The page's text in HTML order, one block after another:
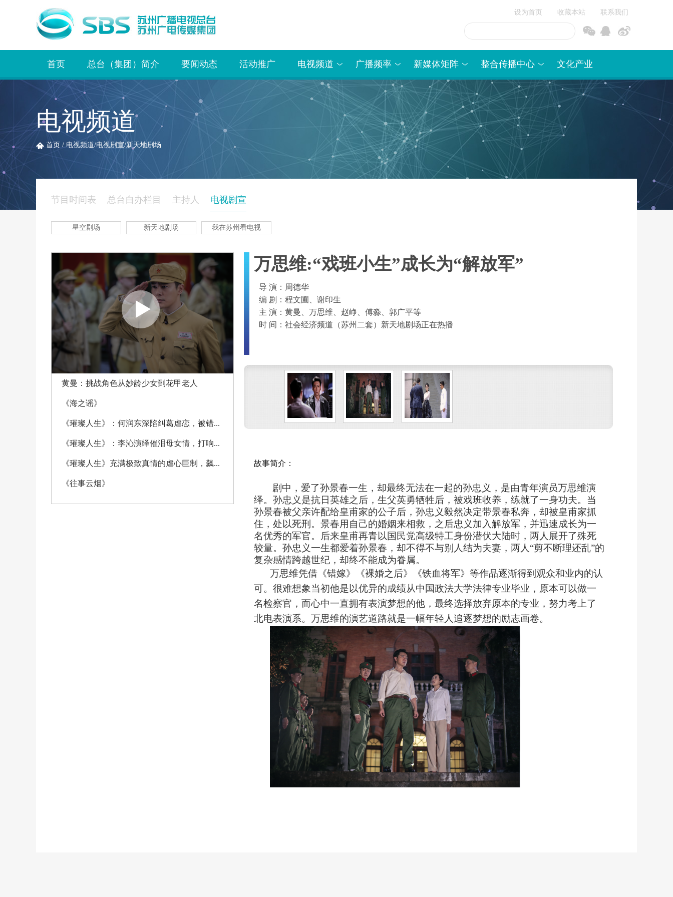
设为首页 收藏本站 联系我们
首页 总台（集团）简介 要闻动态 活动推广 电视频道 广播频率 新媒体矩阵 整合传播中心 文化产业
电视频道
首页 / 电视频道/电视剧宣/新天地剧场
节目时间表 总台自办栏目 主持人 电视剧宣
星空剧场 新天地剧场 我在苏州看电视
黄曼：挑战角色从妙龄少女到花甲老人
《海之谣》
《璀璨人生》：何润东深陷纠葛虐恋，被错...
《璀璨人生》：李沁演绎催泪母女情，打响...
《璀璨人生》充满极致真情的虐心巨制，飙...
《往事云烟》
万思维:“戏班小生”成长为“解放军”
导 演：周德华
编 剧：程文圃、谢印生
主 演：黄曼、万思维、赵峥、傅淼、郭广平等
时 间：社会经济频道（苏州二套）新天地剧场正在热播
故事简介：
剧中，爱了孙景春一生，却最终无法在一起的孙忠义，是由青年演员万思维演
绎。孙忠义是抗日英雄之后，生父英勇牺牲后，被戏班收养，练就了一身功夫。当
孙景春被父亲许配给皇甫家的公子后，孙忠义毅然决定带景春私奔，却被皇甫家抓
住，处以死刑。景春用自己的婚姻来相救，之后忠义加入解放军，并迅速成长为一
名优秀的军官。后来皇甫再青以国民党高级特工身份潜伏大陆时，两人展开了殊死
较量。孙忠义一生都爱着孙景春，却不得不与别人结为夫妻，两人“剪不断理还乱”的
复杂感情跨越世纪，却终不能成为眷属。
万思维凭借《错嫁》《裸婚之后》《铁血将军》等作品逐渐得到观众和业内的认
可。很难想象当初他是以优异的成绩从中国政法大学法律专业毕业，原本可以做一
名检察官，而心中一直拥有表演梦想的他，最终选择放弃原本的专业，努力考上了
北电表演系。万思维的演艺道路就是一幅年轻人追逐梦想的励志画卷。